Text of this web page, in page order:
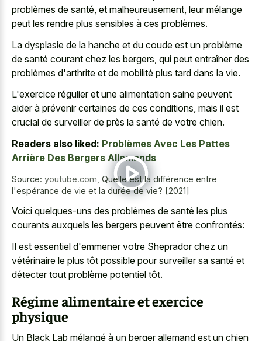
problèmes de santé, et malheureusement, leur mélange
peut les rendre plus sensibles à ces problèmes.
La dysplasie de la hanche et du coude est un problème
de santé courant chez les bergers, qui peut entraîner des
problèmes d'arthrite et de mobilité plus tard dans la vie.
L'exercice régulier et une alimentation saine peuvent
aider à prévenir certaines de ces conditions, mais il est
crucial de surveiller de près la santé de votre chien.
Readers also liked: Problèmes Avec Les Pattes
Arrière Des Bergers Allemands
Source: youtube.com Quelle est la différence entre
l'espérance de vie et la durée de vie? [2021]
Voici quelques-uns des problèmes de santé les plus
courants auxquels les bergers peuvent être confrontés:
Il est essentiel d'emmener votre Sheprador chez un
vétérinaire le plus tôt possible pour surveiller sa santé et
détecter tout problème potentiel tôt.
Régime alimentaire et exercice
physique
Un Black Lab mélangé à un berger allemand est un chien